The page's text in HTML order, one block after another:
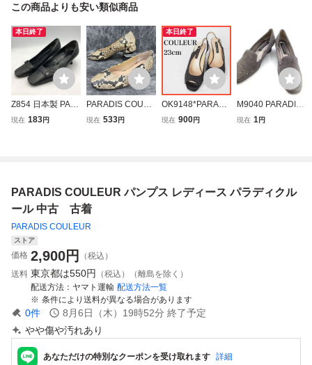
この商品よりも安い類似商品
本日終了
Z854 日本製 PAR
ADIS COULEUR
現在 183円
PARADIS COULE
UR パラディクル
＊ES
現在 533円
本日終了
OK9148*PARADI
S COULEUR*パラ
現在 900円
M9040 PARADIS
COULEUR パラデ
確認ください
現在 1円
PARADIS COULEUR パンプス レディース パラディクル
ール 中古 古着
PARADIS COULEUR
ストア
価格 2,900円
（税込）
送料 東京都は550円
（税込）（離島を除く）
配送方法
ヤマト運輸 配送方法一覧
条件により送料が異なる場合があります
0件 8月6日（木）19時52分 終了予定
やや傷や汚れあり
あなただけの特別なクーポンを受け取れます 詳細